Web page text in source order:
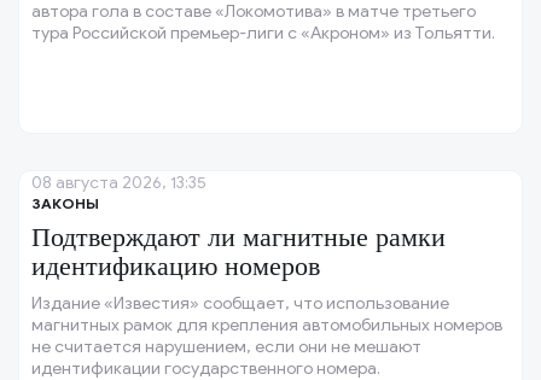
автора гола в составе «Локомотива» в матче третьего
тура Российской премьер-лиги с «Акроном» из Тольятти.
ЗАКОНЫ
Подтверждают ли магнитные рамки
идентификацию номеров
Издание «Известия» сообщает, что использование
магнитных рамок для крепления автомобильных номеров
не считается нарушением, если они не мешают
идентификации государственного номера.
08 августа 2026, 13:35